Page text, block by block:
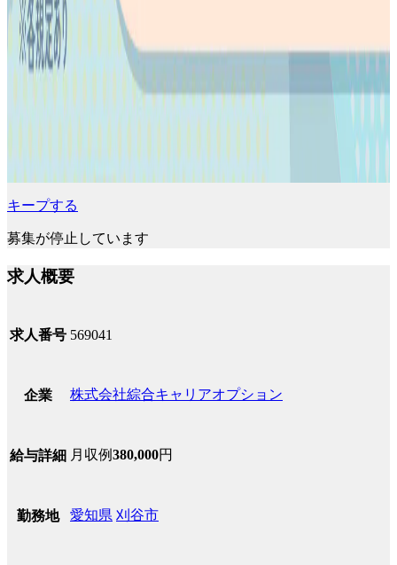
キープする
募集が停止しています
求人概要
求人番号 569041
企業 株式会社綜合キャリアオプション
給与詳細 月収例380,000円
勤務地 愛知県 刈谷市